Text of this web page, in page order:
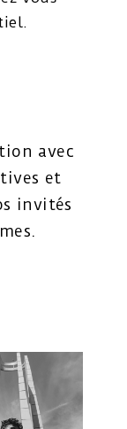
avec
et
invités